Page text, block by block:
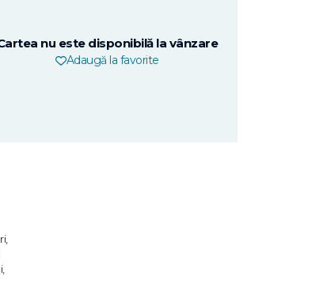
nu este disponibilă la vânzare
Adaugă la favorite